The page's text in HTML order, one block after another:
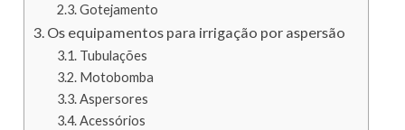
Gotejamento
Os equipamentos para irrigação por aspersão
Tubulações
Motobomba
Aspersores
Acessórios